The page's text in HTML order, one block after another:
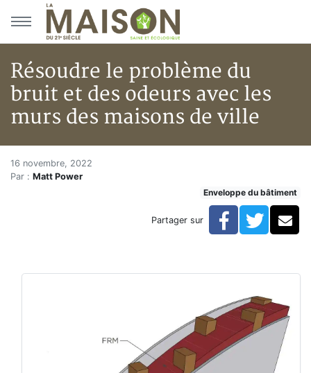
Aller au menu principal
Aller au contenu principal
Résoudre le problème du
bruit et des odeurs avec les
murs des maisons de ville
Accueil
En kiosque!
Résoudre le problème du bruit et des odeurs avec
Résoudre le problème du bruit
16 novembre, 2022
Par : Matt Power
Enveloppe du bâtiment
Partager sur Facebook